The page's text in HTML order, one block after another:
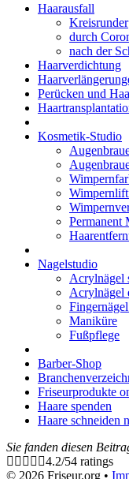
Haarausfall
Kreisrunder
durch
nach der
Haarverdichtung
Perücken und
Kosmetik-Studio
Permanent
Nagelstudio
Acrylnägel
Acrylnägel
Maniküre
Fußpflege
Barber-Shop
Friseurprodukte
Haare spenden
Haare schneiden
Sie fanden diesen
4.2/54 ratings
© 2026 Friseur.org •